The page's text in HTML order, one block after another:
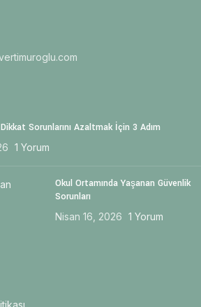
Sorunlarını Azaltmak İçin 3 Adım
1 Yorum
Okul Ortamında Yaşanan Güvenlik
Sorunları
Nisan 16, 2026 1 Yorum